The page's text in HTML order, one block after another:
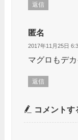
返信
匿名
2017年11月25日
マグロもデ
返信
コメントす